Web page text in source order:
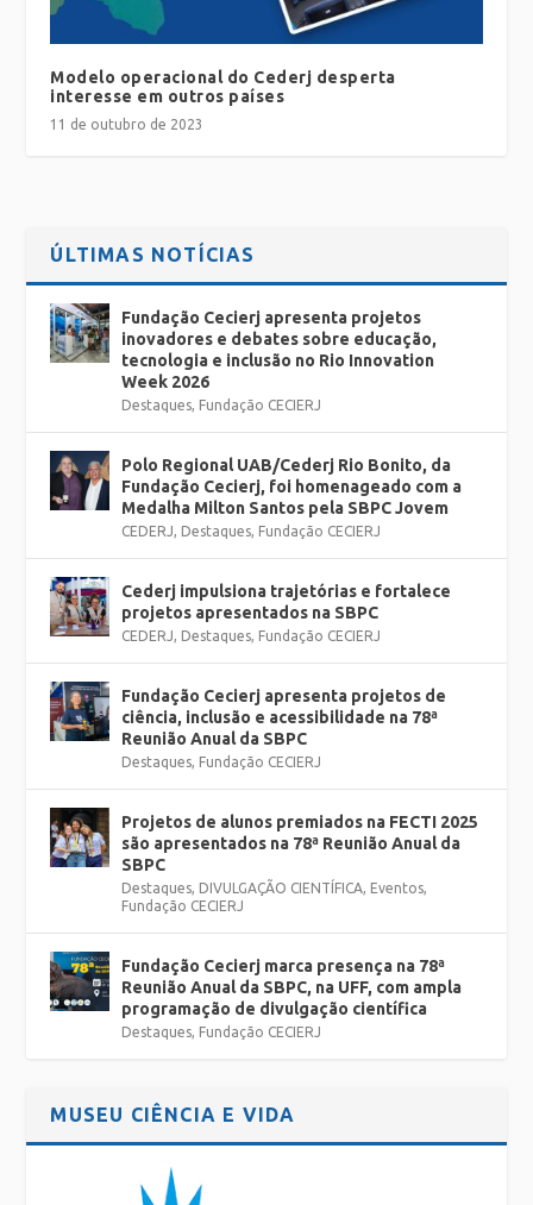
Modelo operacional do Cederj desperta
interesse em outros países
11 de outubro de 2023
ÚLTIMAS NOTÍCIAS
Fundação Cecierj apresenta projetos
inovadores e debates sobre educação,
tecnologia e inclusão no Rio Innovation
Week 2026
Destaques, Fundação CECIERJ
Polo Regional UAB/Cederj Rio Bonito, da
Fundação Cecierj, foi homenageado com a
Medalha Milton Santos pela SBPC Jovem
CEDERJ, Destaques, Fundação CECIERJ
Cederj impulsiona trajetórias e fortalece
projetos apresentados na SBPC
CEDERJ, Destaques, Fundação CECIERJ
Fundação Cecierj apresenta projetos de
ciência, inclusão e acessibilidade na 78ª
Reunião Anual da SBPC
Destaques, Fundação CECIERJ
Projetos de alunos premiados na FECTI 2025
são apresentados na 78ª Reunião Anual da
SBPC
Destaques, DIVULGAÇÃO CIENTÍFICA, Eventos,
Fundação CECIERJ
Fundação Cecierj marca presença na 78ª
Reunião Anual da SBPC, na UFF, com ampla
programação de divulgação científica
Destaques, Fundação CECIERJ
MUSEU CIÊNCIA E VIDA